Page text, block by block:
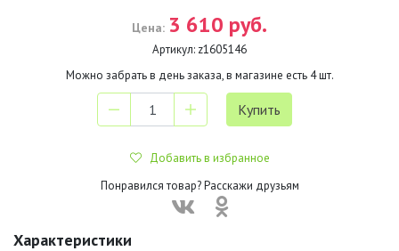
Цена: 3 610 руб.
Артикул: z1605146
Можно забрать в день заказа, в магазине есть 4шт.
Добавить в избранное
Понравился товар? Расскажи друзьям
Характеристики